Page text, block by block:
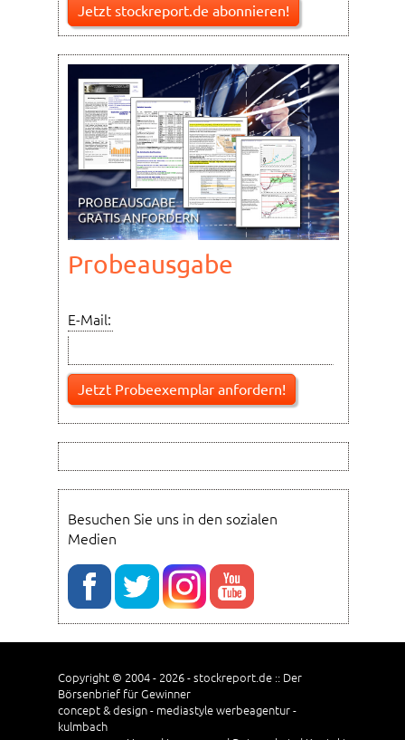
Jetzt stockreport.de abonnieren!
Probeausgabe
E-Mail:
Besuchen Sie uns in den sozialen
Medien
Copyright © 2004 - 2026 - stockreport.de :: Der
Börsenbrief für Gewinner
concept & design - mediastyle werbeagentur -
kulmbach